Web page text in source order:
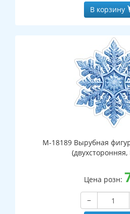
В корзину
М-18189 Вырубная
Цена розн:
−